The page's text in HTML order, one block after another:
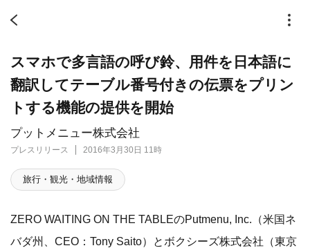
プットメニュー株式会社
プレスリリース 2016年3月30日 11時
スマホで多言語の呼び鈴、用件を日本語に
翻訳してテーブル番号付きの伝票をプリン
トする機能の提供を開始
旅行・観光・地域情報
ZERO WAITING ON THE TABLEのPutmenu, Inc.（米国ネ
バダ州、CEO：Tony Saito）とボクシーズ株式会社（東京